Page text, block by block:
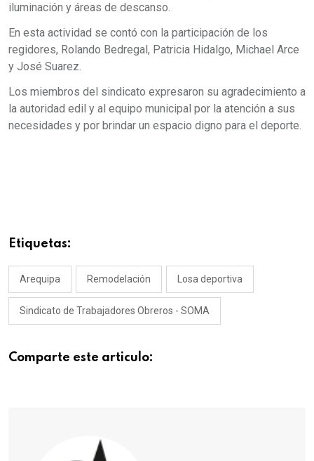
iluminación y áreas de descanso.
En esta actividad se contó con la participación de los
regidores, Rolando Bedregal, Patricia Hidalgo, Michael Arce
y José Suarez.
Los miembros del sindicato expresaron su agradecimiento a
la autoridad edil y al equipo municipal por la atención a sus
necesidades y por brindar un espacio digno para el deporte.
Etiquetas:
Arequipa Remodelación Losa deportiva
Sindicato de Trabajadores Obreros - SOMA
Comparte este articulo: